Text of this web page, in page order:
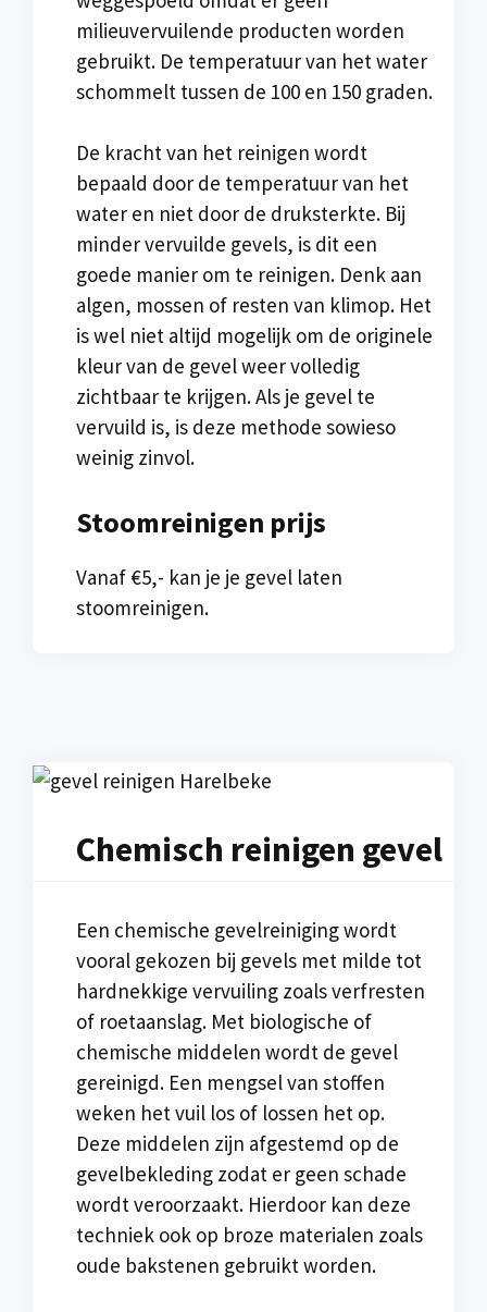
milieuvervuilende producten worden
gebruikt. De temperatuur van het water
schommelt tussen de 100 en 150 graden.
De kracht van het reinigen wordt
bepaald door de temperatuur van het
water en niet door de druksterkte. Bij
minder vervuilde gevels, is dit een
goede manier om te reinigen. Denk aan
algen, mossen of resten van klimop. Het
is wel niet altijd mogelijk om de originele
kleur van de gevel weer volledig
zichtbaar te krijgen. Als je gevel te
vervuild is, is deze methode sowieso
weinig zinvol.
Stoomreinigen prijs
Vanaf €5,- kan je je gevel laten
stoomreinigen.
Chemisch reinigen gevel
Een chemische gevelreiniging wordt
vooral gekozen bij gevels met milde tot
hardnekkige vervuiling zoals verfresten
of roetaanslag. Met biologische of
chemische middelen wordt de gevel
gereinigd. Een mengsel van stoffen
weken het vuil los of lossen het op.
Deze middelen zijn afgestemd op de
gevelbekleding zodat er geen schade
wordt veroorzaakt. Hierdoor kan deze
techniek ook op broze materialen zoals
oude bakstenen gebruikt worden.